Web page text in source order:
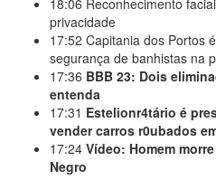
18:06 Reconhecimento
privacidade
17:52 Capitania dos Portos
segurança de banhistas na
17:36 BBB 23: Dois
entenda
17:31 Estelionr4tário é
vender carros r0ubados
17:24 Vídeo: Homem
Negro